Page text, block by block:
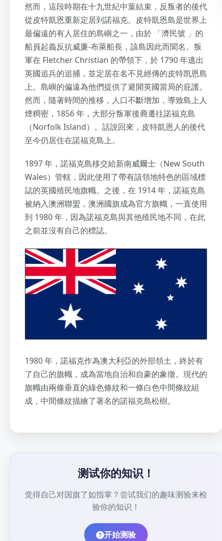
然而，這段時期在十九世紀中葉結束，反叛者的後代
從皮特凱恩重新定居到諾福克。皮特凱恩島是世界上
最偏遠的有人居住的島嶼之一，由於 「濟民號 」的
船員起義反抗威廉-布萊船長，該島因此而聞名。叛
軍在 Fletcher Christian 的帶領下，於 1790 年逃出
英國追兵的追捕，並定居在名不見經傳的皮特凯恩島
上。島嶼的偏遠為他們提供了避開英國當局的庇護。
然而，隨著時間的推移，人口不斷增加，導致島上人
煙稠密，1856 年，大部分叛軍後裔遷往諾福克島
（Norfolk Island）。話說回來，皮特凱恩人的後代
至今仍居住在諾福克島上。
1897 年，諾福克島移交給新南威爾士（New South
Wales）管轄，因此使用了帶有該領地特色的區域標
誌的英國殖民地旗幟。之後，在 1914 年，諾福克島
被納入澳洲聯盟，澳洲國旗成為官方旗幟，一直使用
到 1980 年，因為諾福克島與其他殖民地不同，在此
之前並沒有自己的標誌。
1980 年，諾福克作為澳大利亞的外部領土，終於有
了自己的旗幟，成為當地自治和自豪的象徵。現代的
旗幟由兩條垂直的綠色條紋和一條白色中間條紋組
成，中間條紋描繪了著名的諾福克島松樹。
测试你的知识！
觉得自己对国旗了如指掌？尝试我们的趣味测验来检
验你的知识！
开始测验